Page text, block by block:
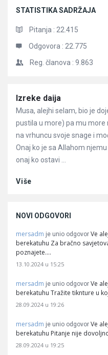
STATISTIKA SADRŽAJA
Pitanja : 22.415
Odgovora : 22.775
Reg. članova : 9.863
Članci
Izreke daija
Musa, alejhi selam, bio je
pustila u more) pa mu more
na vrhuncu svoje snage i
Onaj ko je sa Allahom
onaj ko ostavi ...
Više
NOVI ODGOVORI
mersadm je unio odgovor Ve
berekatuhu Za bračno
poznajete.…
13.10.2024 u 15:25
mersadm je unio odgovor Ve
berekatuhu Tražite tiknture u
28.09.2024 u 19:26
mersadm je unio odgovor Ve
berekatuhu Pitanje nije
28.09.2024 u 19:25